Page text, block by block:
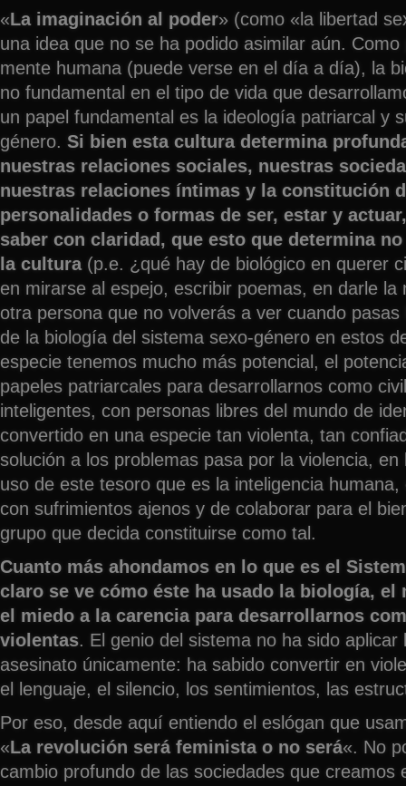
«La imaginación al poder» (como «la libertad
una idea que no se ha podido asimilar aún.
mente humana (puede verse en el día a día), la
no fundamental en el tipo de vida que
un papel fundamental es la ideología patriarcal y
género. Si bien esta cultura determina
nuestras relaciones sociales, nuestras
nuestras relaciones íntimas y la constitución
personalidades o formas de ser, estar y
saber con claridad, que esto que determina
la cultura(p.e. ¿qué hay de biológico en querer
en mirarse al espejo, escribir poemas, en darle la
otra persona que no volverás a ver cuando
de la biología del sistema sexo-género en estos
especie tenemos mucho más potencial, el
papeles patriarcales para desarrollarnos como
inteligentes, con personas libres del mundo de
convertido en una especie tan violenta, tan
solución a los problemas pasa por la violencia,
uso de este tesoro que es la inteligencia
con sufrimientos ajenos y de colaborar para el
grupo que decida constituirse como tal.
Cuanto más ahondamos en lo que es el
claro se ve cómo éste ha usado la biología, el
el miedo a la carencia para desarrollarnos
violentas. El genio del sistema no ha sido aplicar
asesinato únicamente: ha sabido convertir en
el lenguaje, el silencio, los sentimientos, las
Por eso, desde aquí entiendo el eslógan que
«La revolución será feminista o no será«. No
cambio profundo de las sociedades que creamos